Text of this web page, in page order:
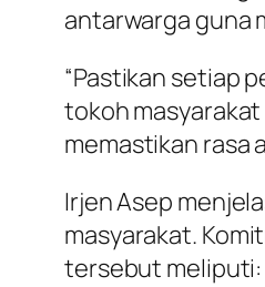
antarwarga guna
“Pastikan setiap
tokoh
memastikan rasa
Irjen Asep
masyarakat.
tersebut meliputi: